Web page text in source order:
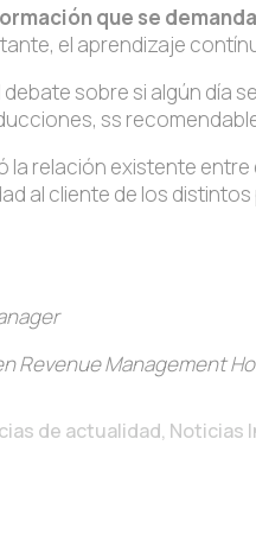
que se
el aprendizaje
sobre si algún día
ss
la relación existente entre
al cliente de los
Revenue Management
de actualidad, Noticias